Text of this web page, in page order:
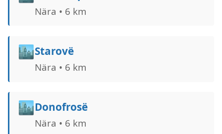
Nära • 6 km
🏙️Starovë
Nära • 6 km
🏙️Donofrosë
Nära • 6 km